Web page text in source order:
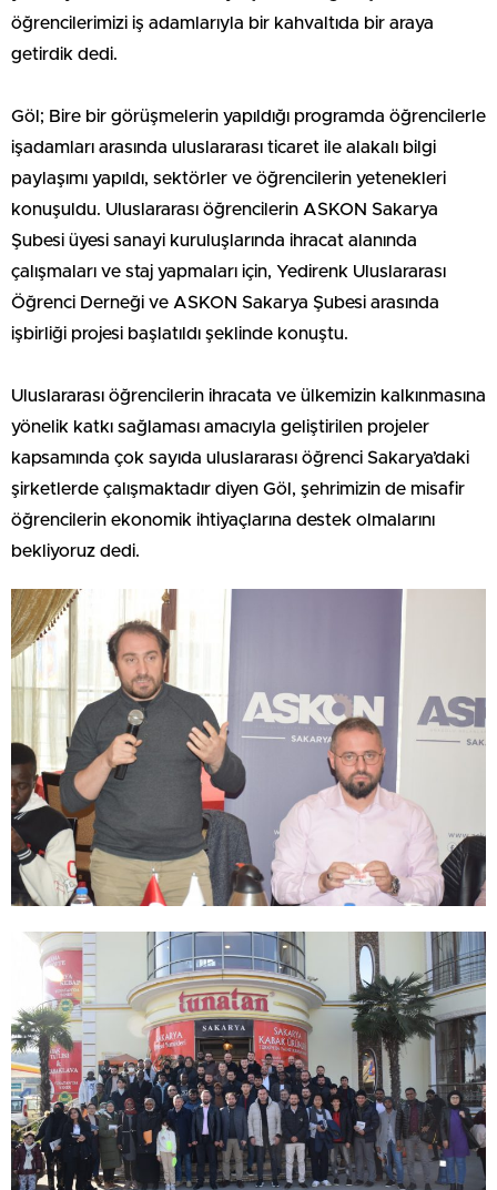
öğrencilerimizi iş adamlarıyla bir kahvaltıda bir araya
getirdik dedi.
Göl; Bire bir görüşmelerin yapıldığı programda öğrencilerle
işadamları arasında uluslararası ticaret ile alakalı bilgi
paylaşımı yapıldı, sektörler ve öğrencilerin yetenekleri
konuşuldu. Uluslararası öğrencilerin ASKON Sakarya
Şubesi üyesi sanayi kuruluşlarında ihracat alanında
çalışmaları ve staj yapmaları için, Yedirenk Uluslararası
Öğrenci Derneği ve ASKON Sakarya Şubesi arasında
işbirliği projesi başlatıldı şeklinde konuştu.
Uluslararası öğrencilerin ihracata ve ülkemizin kalkınmasına
yönelik katkı sağlaması amacıyla geliştirilen projeler
kapsamında çok sayıda uluslararası öğrenci Sakarya’daki
şirketlerde çalışmaktadır diyen Göl, şehrimizin de misafir
öğrencilerin ekonomik ihtiyaçlarına destek olmalarını
bekliyoruz dedi.